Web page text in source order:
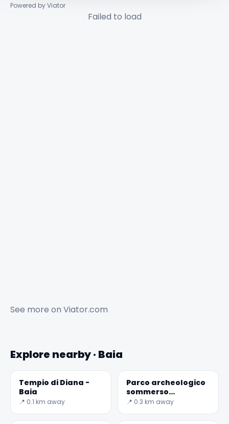
Powered by Viator
Failed to load
See more on Viator.com
Explore nearby · Baia
Tempio di Diana -
Baia
📍 0.1 km away
Parco archeologico
sommerso
dell'antica Baia |
📍 0.3 km away